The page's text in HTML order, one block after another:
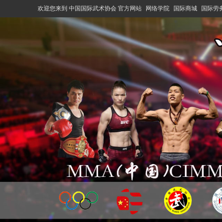
欢迎您来到 中国国际武术协会 官方网站 网络学院 国际商城 国际劳